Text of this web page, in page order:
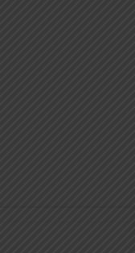
αυτόματων